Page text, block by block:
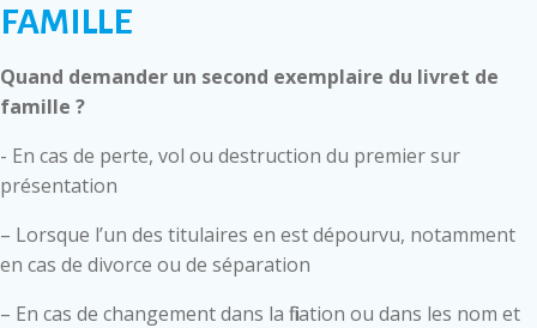
FAMILLE
Quand demander un second exemplaire du livret de
famille ?
- En cas de perte, vol ou destruction du premier sur
présentation
– Lorsque l’un des titulaires en est dépourvu, notamment
en cas de divorce ou de séparation
– En cas de changement dans la filiation ou dans les nom et